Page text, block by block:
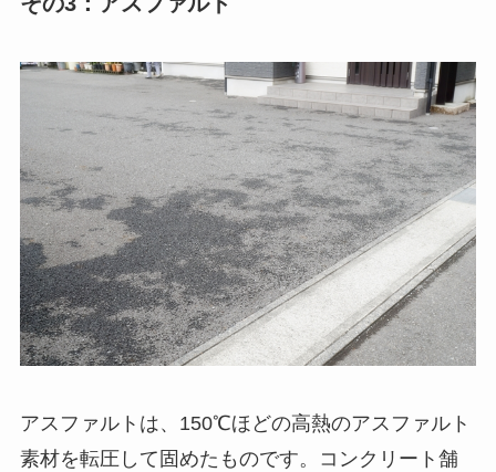
アスファルトは、150℃ほどの高熱のアスファルト
素材を転圧して固めたものです。コンクリート舗